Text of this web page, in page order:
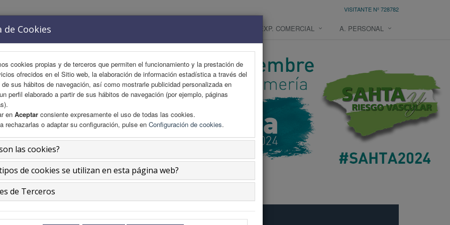
de Cookies
cookies propias y de terceros que permiten el funcionamiento y la prestación de
ofrecidos en el Sitio web, la elaboración de información estadística a través del
sus hábitos de navegación, así como mostrarle publicidad personalizada en
perfil elaborado a partir de sus hábitos de navegación (por ejemplo, páginas
en Aceptar consiente expresamente el uso de todas las cookies.
rechazarlas o adaptar su configuración, pulse en Configuración de cookies.
las cookies?
de cookies se utilizan en esta página web?
de Terceros
VISITANTE Nº 728782
COMITÉS EXP. COMERCIAL A. PERSONAL